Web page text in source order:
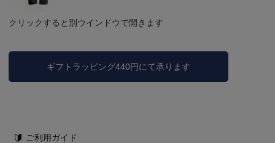
クリックすると別ウインドウで開きます
ギフトラッピング440円にて承ります
ご利用ガイド